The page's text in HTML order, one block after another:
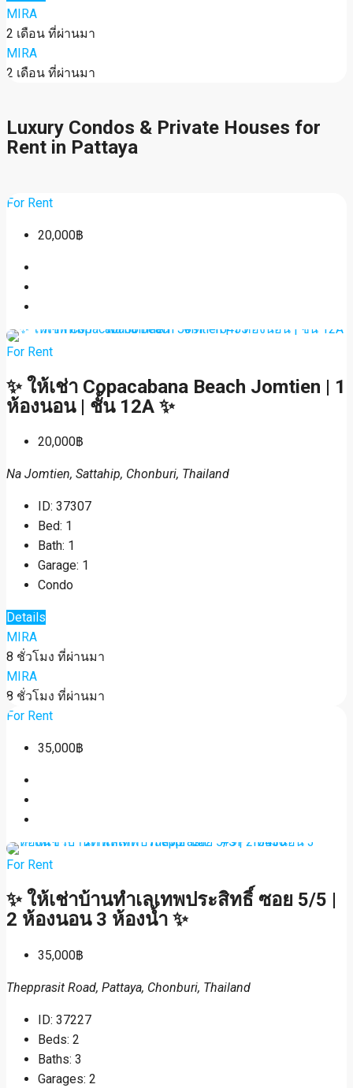
MIRA
2 เดือน ที่ผ่านมา
MIRA
2 เดือน ที่ผ่านมา
Luxury Condos & Private Houses for
Rent in Pattaya
For Rent
20,000฿
For Rent
✨ ให้เช่า Copacabana Beach Jomtien | 1
ห้องนอน | ชั้น 12A ✨
20,000฿
Na Jomtien, Sattahip, Chonburi, Thailand
ID: 37307
Bed: 1
Bath: 1
Garage: 1
Condo
Details
MIRA
8 ชั่วโมง ที่ผ่านมา
MIRA
8 ชั่วโมง ที่ผ่านมา
For Rent
35,000฿
For Rent
✨ ให้เช่าบ้านทำเลเทพประสิทธิ์ ซอย 5/5 |
2 ห้องนอน 3 ห้องน้ำ ✨
35,000฿
Thepprasit Road, Pattaya, Chonburi, Thailand
ID: 37227
Beds: 2
Baths: 3
Garages: 2